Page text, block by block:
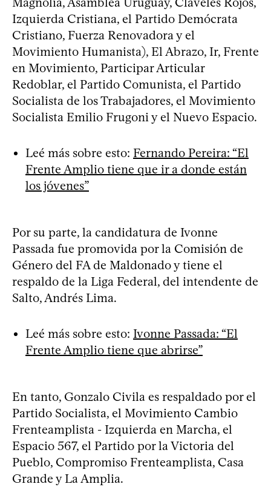
Izquierda Cristiana, el Partido Demócrata
Cristiano, Fuerza Renovadora y el
Movimiento Humanista), El Abrazo, Ir, Frente
en Movimiento, Participar Articular
Redoblar, el Partido Comunista, el Partido
Socialista de los Trabajadores, el Movimiento
Socialista Emilio Frugoni y el Nuevo Espacio.
Leé más sobre esto: Fernando Pereira: “El
Frente Amplio tiene que ir a donde están
los jóvenes”
Por su parte, la candidatura de Ivonne
Passada fue promovida por la Comisión de
Género del FA de Maldonado y tiene el
respaldo de la Liga Federal, del intendente de
Salto, Andrés Lima.
Leé más sobre esto: Ivonne Passada: “El
Frente Amplio tiene que abrirse”
En tanto, Gonzalo Civila es respaldado por el
Partido Socialista, el Movimiento Cambio
Frenteamplista - Izquierda en Marcha, el
Espacio 567, el Partido por la Victoria del
Pueblo, Compromiso Frenteamplista, Casa
Grande y La Amplia.